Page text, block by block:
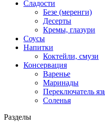
Сладости
Безе (меренги)
Десерты
Кремы, глазури
Соусы
Напитки
Коктейли, смузи
Консервация
Варенье
Маринады
Переключатель
Соленья
Разделы